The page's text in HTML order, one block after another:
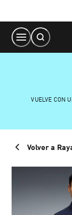
Content
VUELVE CON
Volver a